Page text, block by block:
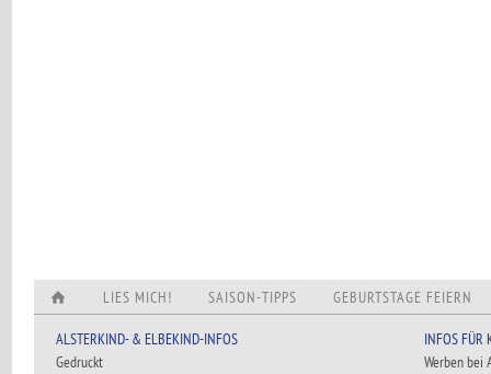
LIES MICH! SAISON-TIPPS GEBURTSTAGE FEIERN
ALSTERKIND- & ELBEKIND-INFOS
Gedruckt
INFOS FÜR
Werben bei